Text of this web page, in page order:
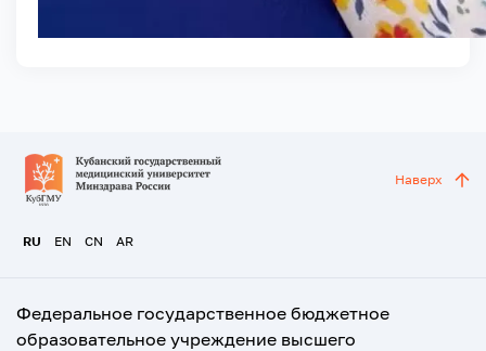
RU EN CN AR
Наверх
Федеральное государственное бюджетное
образовательное учреждение высшего